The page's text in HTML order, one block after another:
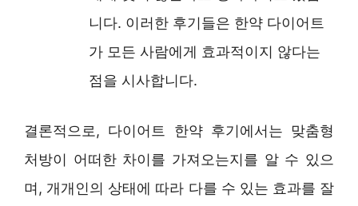
니다. 이러한 후기들은 한약 다이어트
가 모든 사람에게 효과적이지 않다는
점을 시사합니다.
결론적으로, 다이어트 한약 후기에서는 맞춤형
처방이 어떠한 차이를 가져오는지를 알 수 있으
며, 개개인의 상태에 따라 다를 수 있는 효과를 잘